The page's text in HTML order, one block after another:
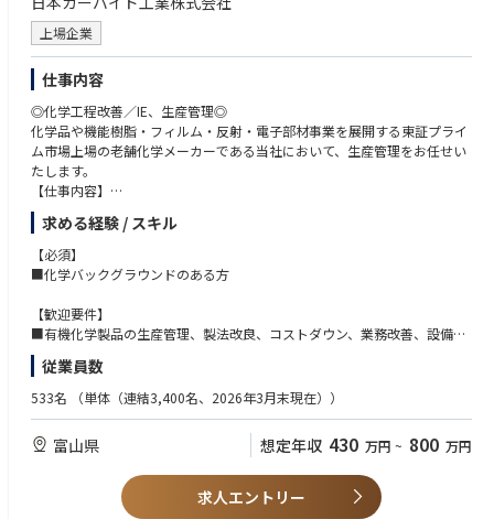
確化
・様々な工場改革プロジェクトの一翼を担い最適物流ルートの提案、コス
ト管理
●この仕事を通じて得られること
・パナソニックの持つ豊富な技術を生かした車載商品の開発を通じて、広
いフィールドで事業の成長を牽引し、自らの技術力、マネジメント力を伸
ばす豊富な機会が得られます。
・カーメーカー様を通じて世界中のお客様により良い商品をお届けできる
達成感が得られます。
・海外拠点との協働活動を通じグローバルな視点・感性が習得できます。
●職場の雰囲気
・若手からベテランまで幅広い年齢層が在籍し、それぞれが主体性を持ち
ながら組織一体となって業務を推進しています。
●キャリアパス
・初期配属の部署の仕事にとどまらず、様々な職務を経験いただいて、総
合的なスキルを身につけられるキャリアパスを用意しています。
きます。
上場企業
仕事内容
◎化学工程改善／IE、生産管理◎
化学品や機能樹脂・フィルム・反射・電子部材事業を展開する東証プライ
ム市場上場の老舗化学メーカーである当社において、生産管理をお任せい
たします。
【仕事内容】
■研究開発部門が開発した製品(電子材料・農薬など)のスケールアップ検
討
■生産管理、工程改善、設備更新検討等
★機能化学品部の製造を担う工場で、生産管理や製法検討、量産立ち上げ
ます。電子材料から農薬まで幅広い製品に関わることができるボジション
です。
【働く魅力】
◎創業88年、東証プライム上場の化学素材・材料メーカー
◎「化成品」「機能フィルム」「電子部材」の3つを主力事業として幅広
い製品分野にて成長を続けています。当社で作られる商品は、私たちの日
常生活の中の様々な場面で活かされており、縁の下の力持ちのように私た
◎年間休日121日でワークライフバランスも整っています。社員寮完備。U
Iターン者は借り上げ社宅制度有り。
求める経験 / スキル
【必須】
■化学バックグラウンドのある方
【歓迎要件】
■有機化学製品の生産管理、製法改良、コストダウン、業務改善、設備の
更新検討、法令対応の経験
■ISO9001内部監査の経験
■危険物取扱者(甲)をお持ちの方
【キャリアパス】
将来的には、研究開発としてのキャリアアップや、工場運営のチャレンジ
などが可能です。
従業員数
533名 （単体（連結3,400名、2026年3月末現在））
富山県 想定年収 430 万円 ~ 800 万円
求人エントリー